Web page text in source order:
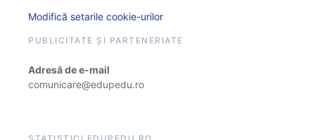
Modifică setarile cookie-urilor
PUBLICITATE ȘI PARTENERIATE
Adresă de e-mail
comunicare@edupedu.ro